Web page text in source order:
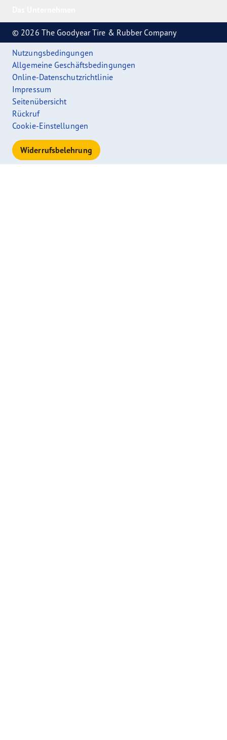
© 2026 The Goodyear Tire & Rubber Company
Nutzungsbedingungen
Allgemeine Geschäftsbedingungen
Online-Datenschutzrichtlinie
Impressum
Seitenübersicht
Rückruf
Cookie-Einstellungen
Widerrufsbelehrung